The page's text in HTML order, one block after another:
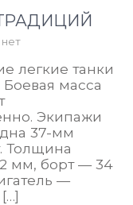
легкие танки
масса
Экипажи
37-мм
Толщина
мм, борт — 34
—